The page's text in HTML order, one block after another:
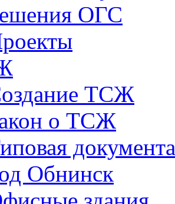
ОГС
ТСЖ
о ТСЖ
Обнинск